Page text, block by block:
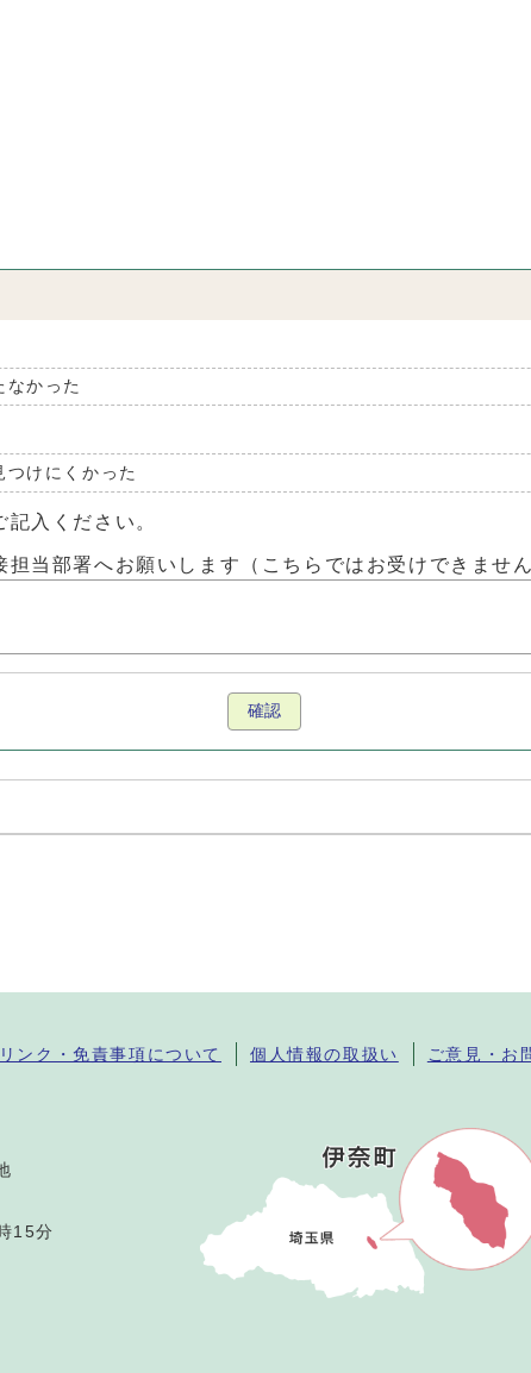
なかった
つけにくかった
入ください。
担当部署へお願いします（こちらではお受けできませ
確認
ンク・免責事項について 個人情報の取扱い ご意見・お
15分